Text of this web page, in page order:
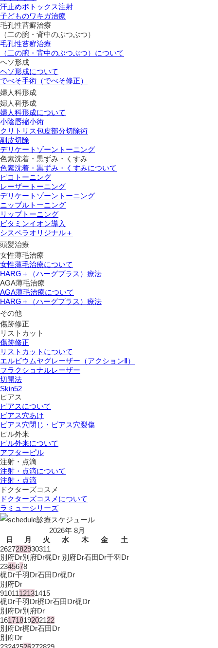
汗止めボトックス注射
子どものワキガ治療
⽑孔性苔癬治療
（⼆の腕・背中のぶつぶつ）
⽑孔性苔癬治療
（⼆の腕・背中のぶつぶつ）について
ヘソ形成
ヘソ形成について
でべそ手術（でべそ修正）
婦人科形成
婦人科形成
婦人科形成について
小陰唇縮小術
クリトリス包皮部分切除術
副皮切除
デリケートゾーントーニング
色素沈着・黒ずみ・くすみ
色素沈着・黒ずみ・くすみについて
ピコトーニング
レーザートーニング
デリケートゾーントーニング
ニップルトーニング
リップトーニング
ビタミンイオン導入
シスペラオリジナル＋
頭髪治療
女性薄毛治療
女性薄毛治療について
HARG＋（ハーグプラス）療法
AGA薄毛治療
AGA薄毛治療について
HARG＋（ハーグプラス）療法
その他
傷跡修正
リストカット
傷跡修正
リストカットについて
エルビウムヤグレーザー（アクションⅡ）
フラクショナルレーザー
切開法
Skin52
ピアス
ピアスについて
ピアス穴あけ
ピアス穴閉じ・ピアス穴裂傷
ピル外来
ピル外来について
アフターピル
注射・点滴
注射・点滴について
注射・点滴
ドクターズコスメ
ドクターズコスメについて
ラミューシリーズ
診療スケジュール
2026年 8月
日
月 火 水 木 金
土
2627282930311
別府Dr別府Dr梶Dr 別府Dr石田Dr千羽Dr
2345678
梶Dr千羽Dr石田Dr梶Dr
別府Dr
9101112131415
梶Dr千羽Dr梶Dr石田Dr梶Dr
別府Dr別府Dr
16171819202122
別府Dr梶Dr石田Dr
別府Dr